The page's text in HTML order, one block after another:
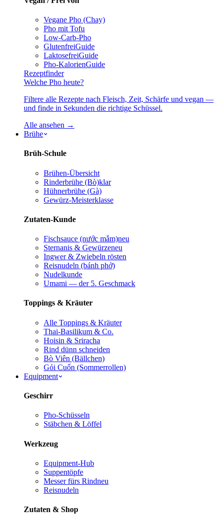
Vegane Pho (Chay)
Pho mit Tofu
Low-Carb-Pho
GlutenfreiGuide
LaktosefreiGuide
Pho-KalorienGuide
Rezeptfinder
Welche Pho heute?
Filtere alle Rezepte nach Fleisch, Zeit, Schärfe und vegan —
und finde in Sekunden die richtige Schüssel.
Alle ansehen →
Brühe
Brüh-Schule
Brühen-Übersicht
Rinderbrühe (Bò)klar
Hühnerbrühe (Gà)
Gewürz-Meisterklasse
Zutaten-Kunde
Fischsauce (nước mắm)neu
Sternanis & Gewürzeneu
Ingwer & Zwiebeln rösten
Reisnudeln (bánh phở)
Nudelkunde
Umami — der 5. Geschmack
Toppings & Kräuter
Alle Toppings & Kräuter
Thai-Basilikum & Co.
Hoisin & Sriracha
Rind dünn schneiden
Bò Viên (Bällchen)
Gỏi Cuốn (Sommerrollen)
Equipment
Geschirr
Pho-Schüsseln
Stäbchen & Löffel
Werkzeug
Equipment-Hub
Suppentöpfe
Messer fürs Rindneu
Reisnudeln
Zutaten & Shop